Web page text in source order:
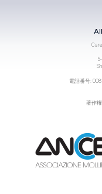
電話番号:
著作